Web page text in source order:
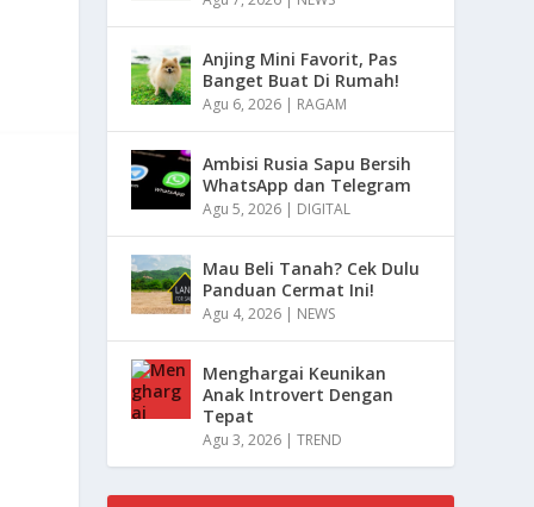
Anjing Mini Favorit, Pas
Banget Buat Di Rumah!
Agu 6, 2026 | RAGAM
Ambisi Rusia Sapu Bersih
WhatsApp dan Telegram
Agu 5, 2026 | DIGITAL
Mau Beli Tanah? Cek Dulu
Panduan Cermat Ini!
Agu 4, 2026 | NEWS
Menghargai Keunikan
Anak Introvert Dengan
Tepat
Agu 3, 2026 |TREND